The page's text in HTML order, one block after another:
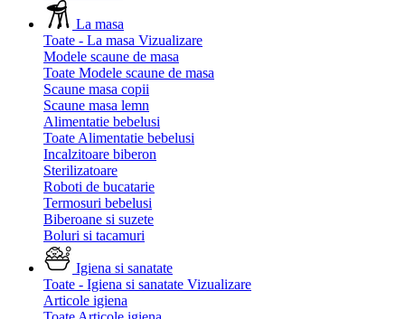
La masa
Toate - La masa Vizualizare
Modele scaune de masa
Toate Modele scaune de masa
Scaune masa copii
Scaune masa lemn
Alimentatie bebelusi
Toate Alimentatie bebelusi
Incalzitoare biberon
Sterilizatoare
Roboti de bucatarie
Termosuri bebelusi
Biberoane si suzete
Boluri si tacamuri
Igiena si sanatate
Toate - Igiena si sanatate Vizualizare
Articole igiena